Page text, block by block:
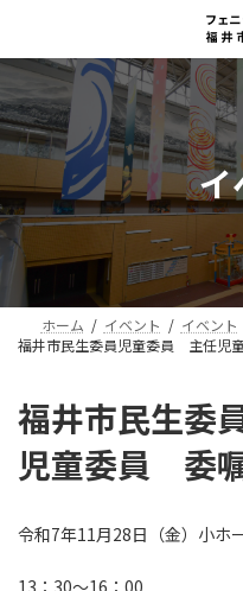
テ
ツ
へ
ス
ッ
プ
ゲ
シ
ョ
ン
移
動
イ
ホーム イベント
イベント
福井市民生委員児童委員 主任児
福井市民生委
児童委員 委
令和7年11月28日（金）小ホ
13：30～16：00